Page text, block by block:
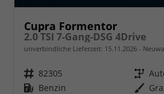
Cupra Formentor
2.0 TSI 7-Gang-DSG 4Drive
unverbindliche Lieferzeit: 15.11.2026
Fahrzeugnr. 82305 Getriebe
Kraftstoff Benzin Außenfarbe